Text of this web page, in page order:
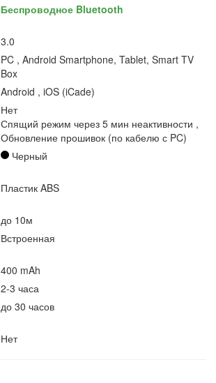
Беспроводное Bluetooth
3.0
PC , Android Smartphone, Tablet, Smart TV
Box
Android , iOS (iCade)
Нет
Спящий режим через 5 мин неактивности ,
Обновление прошивок (по кабелю с PC)
Черный
Пластик ABS
до 10м
Встроенная
400 mAh
2-3 часа
до 30 часов
Нет